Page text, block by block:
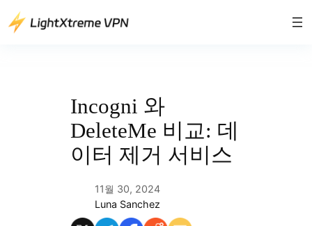
텐
Incogni 와
DeleteMe 비교: 데
이터 제거 서비스
11월 30, 2024
Luna Sanchez